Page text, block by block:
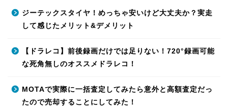
ジーテックスタイヤ！めっちゃ安いけど大丈夫か？実走
して感じたメリット&デメリット
【ドラレコ】前後録画だけでは足りない！720°録画可能
な死角無しのオススメドラレコ！
MOTAで実際に一括査定してみたら意外と高額査定だっ
たので売却することにしてみた！